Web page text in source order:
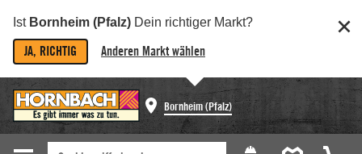
Ist Bornheim (Pfalz) Dein richtiger Markt?
JA, RICHTIG Anderen Markt wählen
Bornheim (Pfalz)